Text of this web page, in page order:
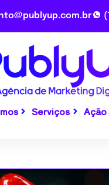
Serviços Ação